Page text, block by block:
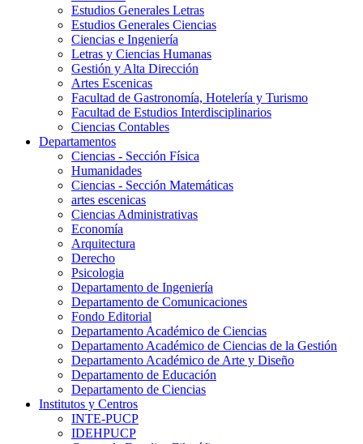
Estudios Generales Letras
Estudios Generales Ciencias
Ciencias e Ingeniería
Letras y Ciencias Humanas
Gestión y Alta Dirección
Artes Escenicas
Facultad de Gastronomía, Hotelería y Turismo
Facultad de Estudios Interdisciplinarios
Ciencias Contables
Departamentos
Ciencias - Sección Física
Humanidades
Ciencias - Sección Matemáticas
artes escenicas
Ciencias Administrativas
Economía
Arquitectura
Derecho
Psicologia
Departamento de Ingeniería
Departamento de Comunicaciones
Fondo Editorial
Departamento Académico de Ciencias
Departamento Académico de Ciencias de la Gestión
Departamento Académico de Arte y Diseño
Departamento de Educación
Departamento de Ciencias
Institutos y Centros
INTE-PUCP
IDEHPUCP